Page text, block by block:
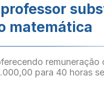
matemática
remuneração
para 40 horas